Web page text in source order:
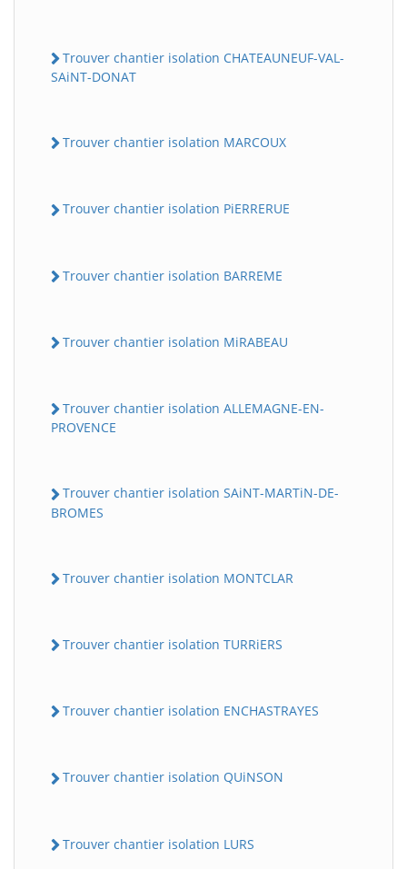
Trouver chantier isolation CHATEAUNEUF-VAL-
SAiNT-DONAT
Trouver chantier isolation MARCOUX
Trouver chantier isolation PiERRERUE
Trouver chantier isolation BARREME
Trouver chantier isolation MiRABEAU
Trouver chantier isolation ALLEMAGNE-EN-
PROVENCE
Trouver chantier isolation SAiNT-MARTiN-DE-
BROMES
Trouver chantier isolation MONTCLAR
Trouver chantier isolation TURRiERS
Trouver chantier isolation ENCHASTRAYES
Trouver chantier isolation QUiNSON
Trouver chantier isolation LURS